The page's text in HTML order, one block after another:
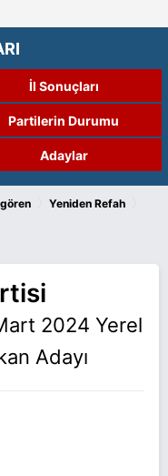
İl Sonuçları
Partilerin Durumu
Adaylar
Yeniden Refah
2024 Yerel
Adayı